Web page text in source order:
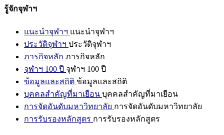
รู้จักจุฬาฯ
แนะนำจุฬาฯ แนะนำจุฬาฯ
ประวัติจุฬาฯ ประวัติจุฬาฯ
ภารกิจหลัก ภารกิจหลัก
จุฬาฯ 100 ปี จุฬาฯ 100 ปี
ข้อมูลและสถิติ ข้อมูลและสถิติ
บุคคลสำคัญที่มาเยือน บุคคลสำคัญที่มาเยือน
การจัดอันดับมหาวิทยาลัย การจัดอันดับมหาวิทยาลัย
การรับรองหลักสูตร การรับรองหลักสูตร